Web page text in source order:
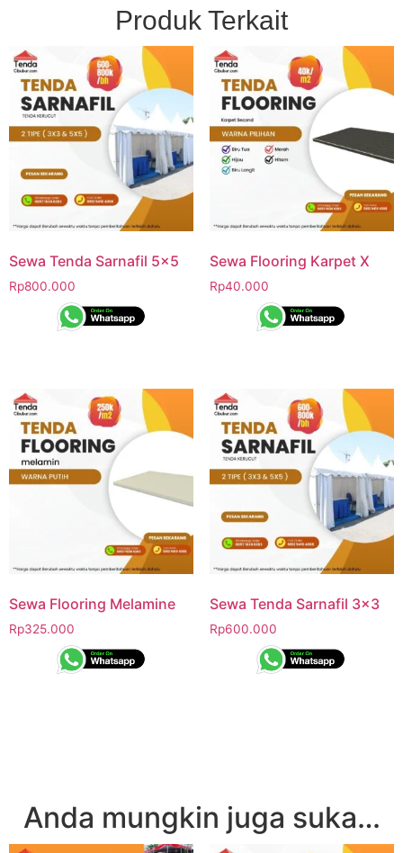
Produk Terkait
Sewa Tenda Sarnafil 5×5
Rp800.000
Sewa Flooring Karpet X
Rp40.000
Sewa Flooring Melamine
Rp325.000
Sewa Tenda Sarnafil 3×3
Rp600.000
Anda mungkin juga suka…